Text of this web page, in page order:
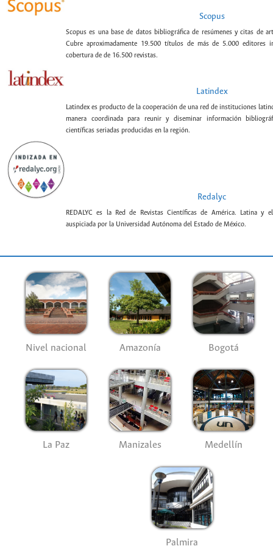
Scopus
Scopus es una base de datos bibliográfica de resúmenes y citas de
Cubre aproximadamente 19.500 títulos de más de 5.000 editores
cobertura de de 16.500 revistas.
Latindex
Latindex es producto de la cooperación de una red de instituciones
manera coordinada para reunir y diseminar información
científicas seriadas producidas en la región.
Redalyc
REDALYC es la Red de Revistas Científicas de América. Latina y
auspiciada por la Universidad Autónoma del Estado de México.
Nivel nacional Amazonía Bogotá
La Paz Manizales Medellín
Palmira